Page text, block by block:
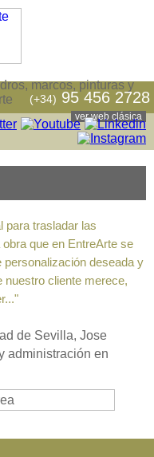
marcos, pinturas y
ver web clásica
(+34) 95 456 2728
para trasladar las
que en EntreArte se
deseada y
nuestro cliente merece,
de Sevilla, Jose
administración en